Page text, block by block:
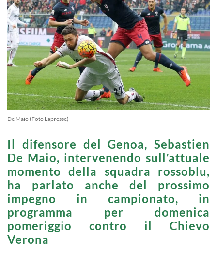
De Maio (Foto Lapresse)
Il difensore del Genoa, Sebastien
De Maio, intervenendo sull’attuale
momento della squadra rossoblu,
ha parlato anche del prossimo
impegno in campionato, in
programma per domenica
pomeriggio contro il Chievo
Verona